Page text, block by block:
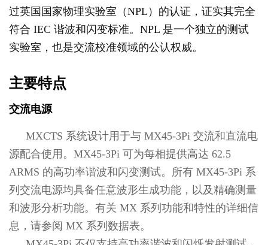
过英国国家物理实验室（NPL）的认证，证实其完全
符合 IEC 谐波和闪变标准。NPL 是一个独立的测试
实验室，也是交流校准领域的公认权威。
主要特点
交流电源
MXCTS 系统设计用于与 MX45-3Pi 交流和直流电
源配合使用。MX45-3Pi 可为每相提供高达 62.5
ARMS 的高功率谐波和闪变测试。所有 MX45-3Pi 系
列交流电源均具备任意波形生成功能，以及精确测量
和波形分析功能。有关 MX 系列功能和特性的详细信
息，请参阅 MX 系列数据表。